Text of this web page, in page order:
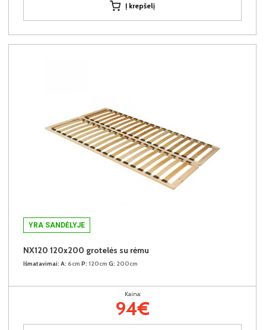
Į krepšelį
YRA SANDĖLYJE
NX120 120x200 grotelės su rėmu
Išmatavimai: A: 6cm P: 120cm G: 200cm
Kaina:
94€